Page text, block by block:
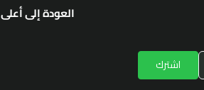
العودة إلى أعلى
اشترك